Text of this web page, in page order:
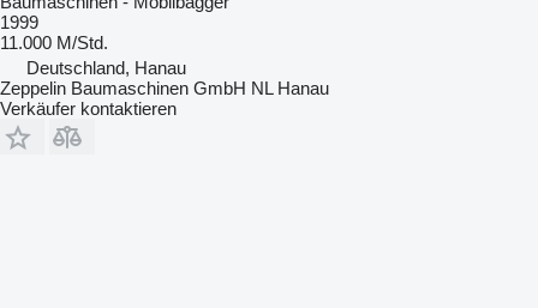
1999
11.000 M/Std.
Deutschland, Hanau
Zeppelin Baumaschinen GmbH NL Hanau
Verkäufer kontaktieren